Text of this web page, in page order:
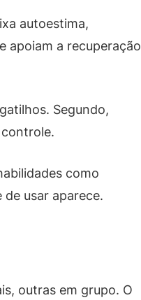
autoestima,
apoiam a recuperação
Segundo,
como
usar aparece.
outras em grupo. O